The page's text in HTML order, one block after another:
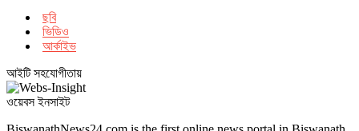
ছবি
ভিডিও
আর্কাইভ
আইটি সহযোগীতায়
ওয়েবস ইনসাইট